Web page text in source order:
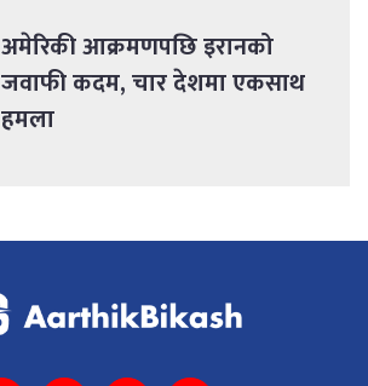
अमेरिकी आक्रमणपछि इरानको
जवाफी कदम, चार देशमा एकसाथ
हमला